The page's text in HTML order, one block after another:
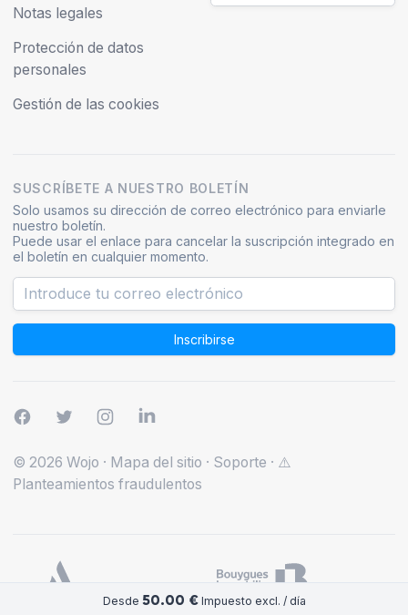
Desde 50.00 €Impuesto excl. / día
Notas legales
Protección de datos
personales
Gestión de las cookies
SUSCRÍBETE A NUESTRO BOLETÍN
Solo usamos su dirección de correo electrónico para enviarle
nuestro boletín.
Puede usar el enlace para cancelar la suscripción integrado en
el boletín en cualquier momento.
Inscribirse
© 2026 Wojo · Mapa del sitio · Soporte · ⚠️
Planteamientos fraudulentos